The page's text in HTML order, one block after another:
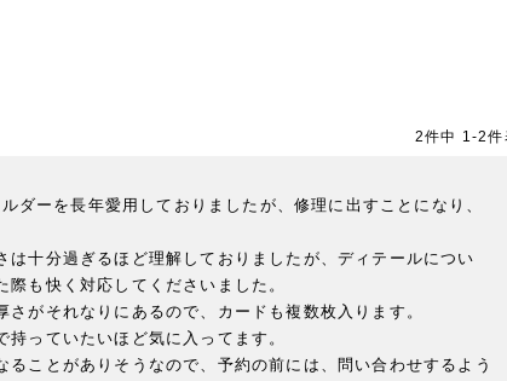
2件中 1-2件
ダーを長年愛用しておりましたが、修理に出すことになり、
は十分過ぎるほど理解しておりましたが、ディテールについ
も快く対応してくださいました。
がそれなりにあるので、カードも複数枚入ります。
っていたいほど気に入ってます。
ることがありそうなので、予約の前には、問い合わせするよう